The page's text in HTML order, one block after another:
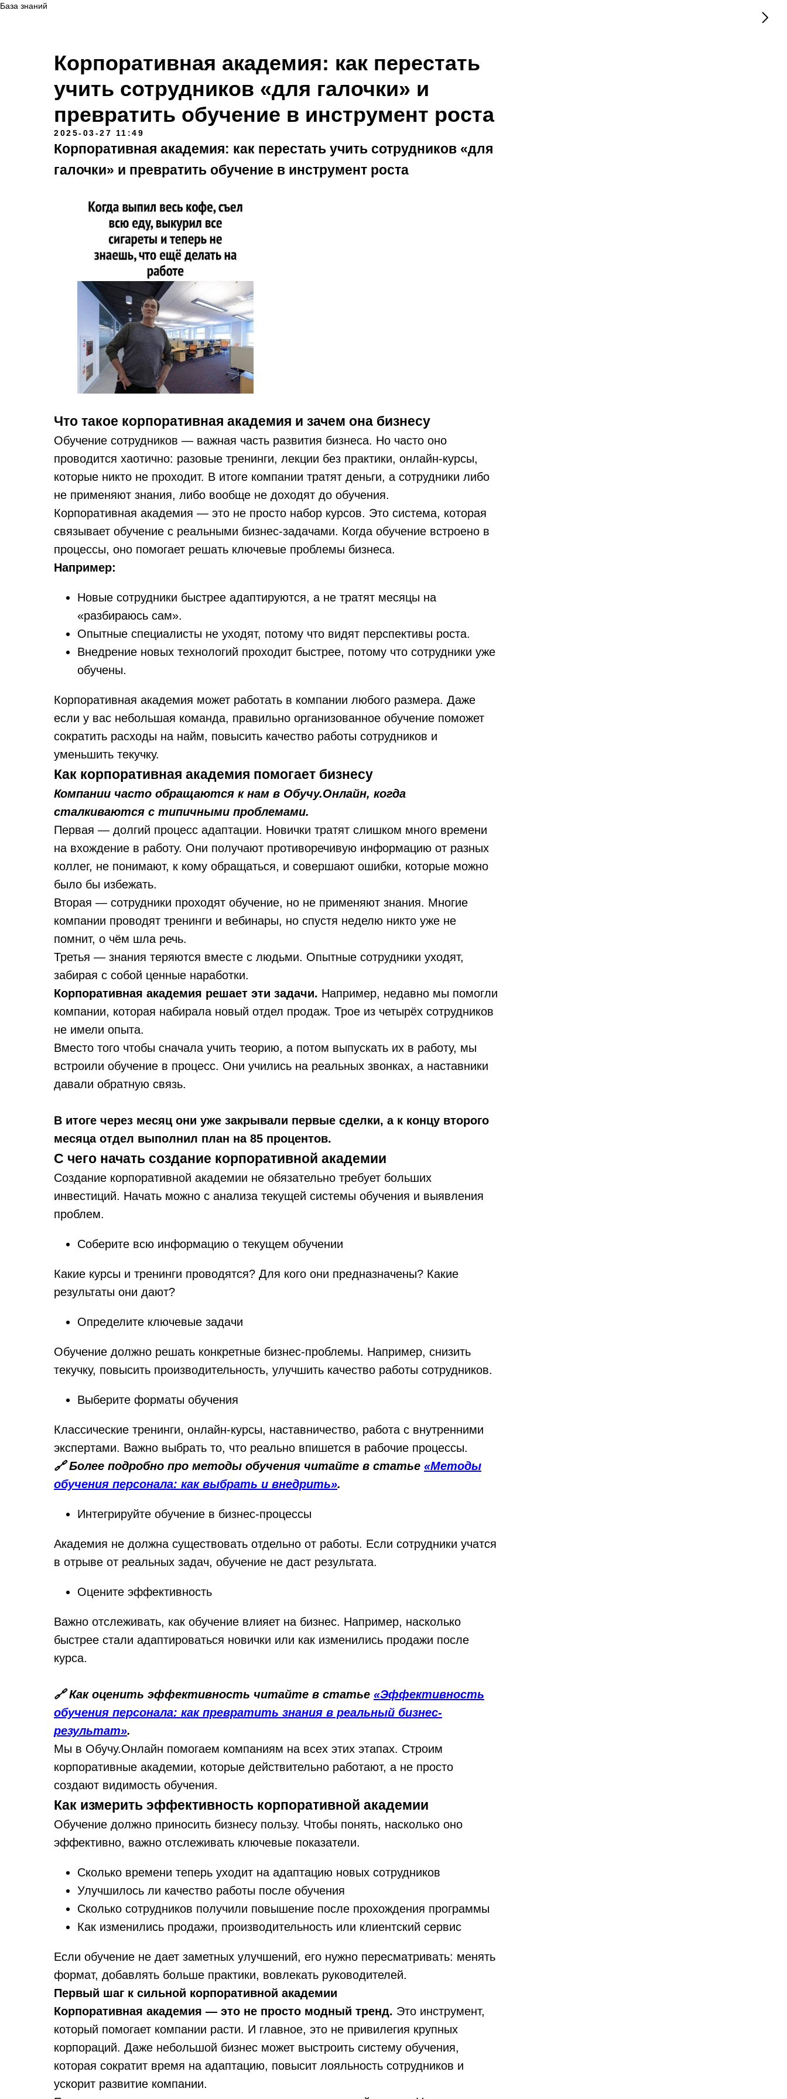
База знаний
Корпоративная академия: как перестать
учить сотрудников «для галочки» и
превратить обучение в инструмент роста
2025-03-27 11:49
Корпоративная академия: как перестать учить сотрудников «для
галочки» и превратить обучение в инструмент роста
Что такое корпоративная академия и зачем она бизнесу
Обучение сотрудников — важная часть развития бизнеса. Но часто оно
проводится хаотично: разовые тренинги, лекции без практики, онлайн-курсы,
которые никто не проходит. В итоге компании тратят деньги, а сотрудники либо
не применяют знания, либо вообще не доходят до обучения.
Корпоративная академия — это не просто набор курсов. Это система, которая
связывает обучение с реальными бизнес-задачами. Когда обучение встроено в
процессы, оно помогает решать ключевые проблемы бизнеса.
Например:
Новые сотрудники быстрее адаптируются, а не тратят месяцы на
«разбираюсь сам».
Опытные специалисты не уходят, потому что видят перспективы роста.
Внедрение новых технологий проходит быстрее, потому что сотрудники уже
обучены.
Корпоративная академия может работать в компании любого размера. Даже
если у вас небольшая команда, правильно организованное обучение поможет
сократить расходы на найм, повысить качество работы сотрудников и
уменьшить текучку.
Как корпоративная академия помогает бизнесу
Компании часто обращаются к нам в Обучу.Онлайн, когда
сталкиваются с типичными проблемами.
Первая — долгий процесс адаптации. Новички тратят слишком много времени
на вхождение в работу. Они получают противоречивую информацию от разных
коллег, не понимают, к кому обращаться, и совершают ошибки, которые можно
было бы избежать.
Вторая — сотрудники проходят обучение, но не применяют знания. Многие
компании проводят тренинги и вебинары, но спустя неделю никто уже не
помнит, о чём шла речь.
Третья — знания теряются вместе с людьми. Опытные сотрудники уходят,
забирая с собой ценные наработки.
Корпоративная академия решает эти задачи. Например, недавно мы помогли
компании, которая набирала новый отдел продаж. Трое из четырёх сотрудников
не имели опыта.
Вместо того чтобы сначала учить теорию, а потом выпускать их в работу, мы
встроили обучение в процесс. Они учились на реальных звонках, а наставники
давали обратную связь.
В итоге через месяц они уже закрывали первые сделки, а к концу второго
месяца отдел выполнил план на 85 процентов.
С чего начать создание корпоративной академии
Создание корпоративной академии не обязательно требует больших
инвестиций. Начать можно с анализа текущей системы обучения и выявления
проблем.
Соберите всю информацию о текущем обучении
Какие курсы и тренинги проводятся? Для кого они предназначены? Какие
результаты они дают?
Определите ключевые задачи
Обучение должно решать конкретные бизнес-проблемы. Например, снизить
текучку, повысить производительность, улучшить качество работы сотрудников.
Выберите форматы обучения
Классические тренинги, онлайн-курсы, наставничество, работа с внутренними
экспертами. Важно выбрать то, что реально впишется в рабочие процессы.
🔗 Более подробно про методы обучения читайте в статье «Методы
обучения персонала: как выбрать и внедрить».
Интегрируйте обучение в бизнес-процессы
Академия не должна существовать отдельно от работы. Если сотрудники учатся
в отрыве от реальных задач, обучение не даст результата.
Оцените эффективность
Важно отслеживать, как обучение влияет на бизнес. Например, насколько
быстрее стали адаптироваться новички или как изменились продажи после
курса.
🔗 Как оценить эффективность читайте в статье «Эффективность
обучения персонала: как превратить знания в реальный бизнес-
результат».
Мы в Обучу.Онлайн помогаем компаниям на всех этих этапах. Строим
корпоративные академии, которые действительно работают, а не просто
создают видимость обучения.
Как измерить эффективность корпоративной академии
Обучение должно приносить бизнесу пользу. Чтобы понять, насколько оно
эффективно, важно отслеживать ключевые показатели.
Сколько времени теперь уходит на адаптацию новых сотрудников
Улучшилось ли качество работы после обучения
Сколько сотрудников получили повышение после прохождения программы
Как изменились продажи, производительность или клиентский сервис
Если обучение не дает заметных улучшений, его нужно пересматривать: менять
формат, добавлять больше практики, вовлекать руководителей.
Первый шаг к сильной корпоративной академии
Корпоративная академия — это не просто модный тренд. Это инструмент,
который помогает компании расти. И главное, это не привилегия крупных
корпораций. Даже небольшой бизнес может выстроить систему обучения,
которая сократит время на адаптацию, повысит лояльность сотрудников и
ускорит развитие компании.